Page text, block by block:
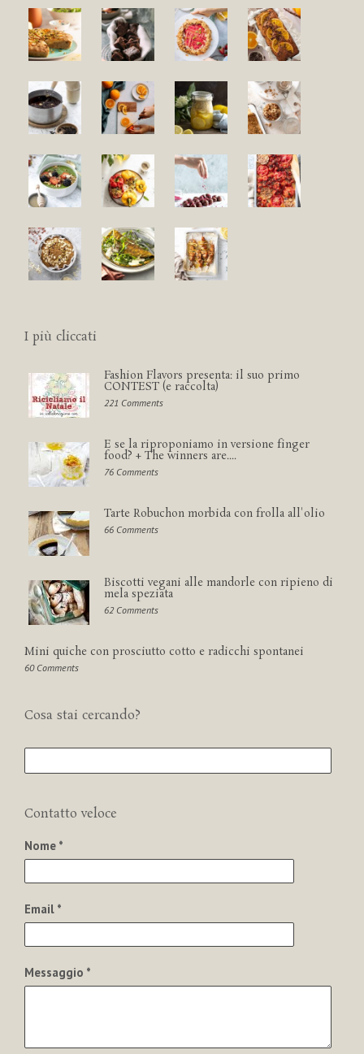
I più cliccati
Fashion Flavors presenta: il suo primo
CONTEST (e raccolta)
221 Comments
E se la riproponiamo in versione finger
food? + The winners are....
76 Comments
Tarte Robuchon morbida con frolla all'olio
66 Comments
Biscotti vegani alle mandorle con ripieno di
mela speziata
62 Comments
Mini quiche con prosciutto cotto e radicchi spontanei
60 Comments
Cosa stai cercando?
Contatto veloce
Nome *
Email *
Messaggio *